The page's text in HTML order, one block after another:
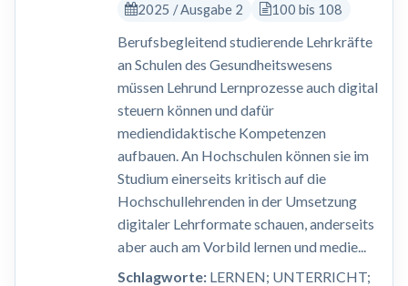
2025 / Ausgabe 2
100 bis 108
Berufsbegleitend studierende Lehrkräfte
an Schulen des Gesundheitswesens
müssen Lehrund Lernprozesse auch digital
steuern können und dafür
mediendidaktische Kompetenzen
aufbauen. An Hochschulen können sie im
Studium einerseits kritisch auf die
Hochschullehrenden in der Umsetzung
digitaler Lehrformate schauen, anderseits
aber auch am Vorbild lernen und medie...
Schlagworte:LERNEN; UNTERRICHT;